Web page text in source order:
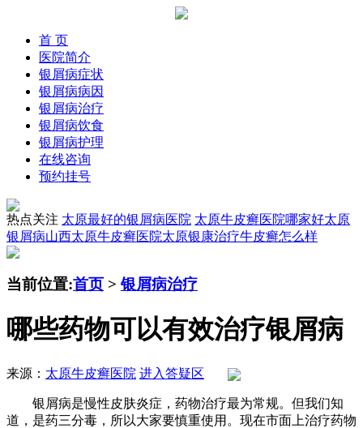
首 页
医院简介
银屑病症状
银屑病病因
银屑病治疗
银屑病饮食
银屑病护理
在线咨询
预约挂号
热点关注 太原最好的银屑病医院 太原牛皮癣医院哪家好太原
银屑病山西太原牛皮癣医院太原银康治疗牛皮癣怎么样
当前位置:首页 >银屑病治疗
哪些药物可以有效治疗银屑病
来源： 太原牛皮癣医院 进入答疑区
银屑病是慢性皮肤炎症，药物治疗最为常规。但我们知
道，是药三分毒，所以大家要慎重使用。现在市面上治疗药物